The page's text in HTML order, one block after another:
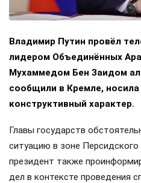
Владимир Путин провёл
лидером Объединённых
Мухаммедом Бен Заидом
сообщили в Кремле,
конструктивный характер.
Главы государств
ситуацию в зоне Персидского
президент также
дел в контексте проведения